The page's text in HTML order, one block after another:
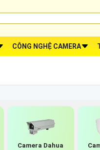
CÔNG NGHỆ CAMERA
Camera Dahua